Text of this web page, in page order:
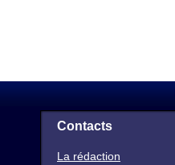
Contacts
La rédaction